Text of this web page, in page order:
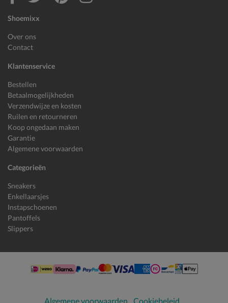
Shoemixx
Over ons
Contact
Klantenservice
Bestellen
Betaalmogelijkheden
Verzendwijze en kosten
Ruilen en retourneren
Koop ongedaan maken
Garantie
Algemene voorwaarden
Categorieën
Sneakers
Enkellaarsjes
Instapschoenen
Pantoffels
Slippers
Algemene voorwaarden Cookiebeleid